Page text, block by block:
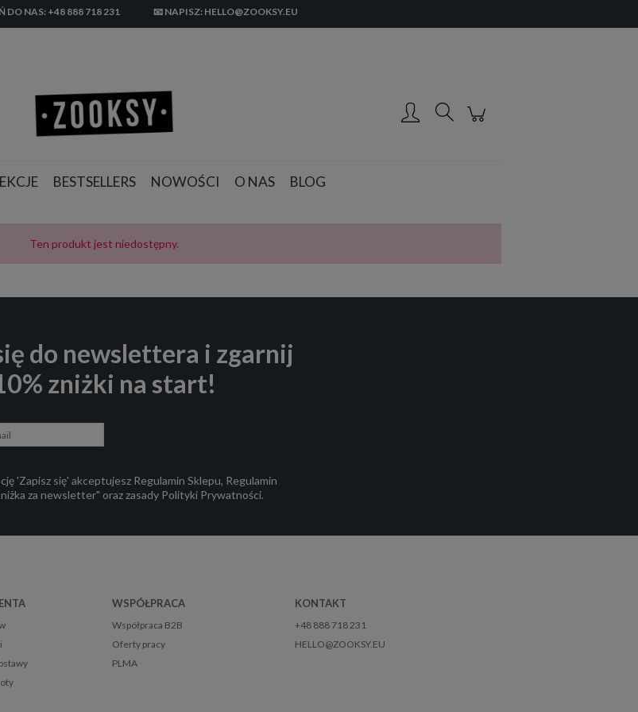
DO NAS: +48 888 718 231 📧 NAPISZ: HELLO@ZOOKSY.EU
BESTSELLERS NOWOŚCI O NAS BLOG
Ten produkt jest niedostępny.
do newslettera i zgarnij
zniżki na start!
'Zapisz się' akceptujesz Regulamin Sklepu, Regulamin
za newsletter" oraz zasady Polityki Prywatności.
WSPÓŁPRACA
Współpraca B2B
Oferty pracy
PLMA
KONTAKT
+48 888 718 231
HELLO@ZOOKSY.EU